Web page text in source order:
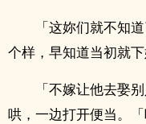
「这妳们就不知
个样，早知道当初就
「不嫁让他去娶
哄，一边打开便当。